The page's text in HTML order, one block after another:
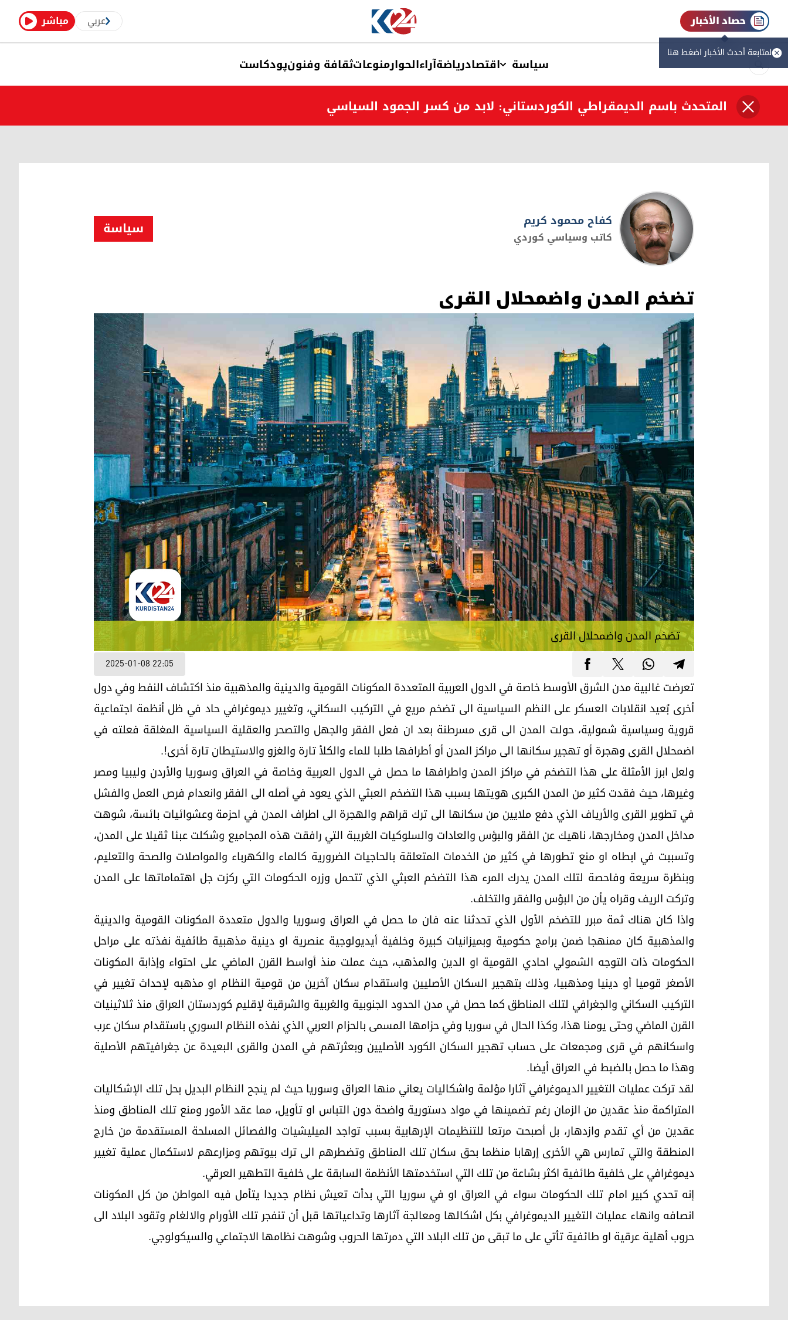
مباشر عربي حصاد الأخبار
لمتابعة أحدث الأخبار اضغط هنا
سیاسة اقتصادریاضةآراءالحوارمنوعاتثقافة وفنونپودکاست
المتحدث باسم الديمقراطي الكوردستاني: لابد من كسر الجمود السياسي
سیاسة
كفاح محمود كریم
كفاح محمود كریم
كاتب وسياسي كوردي
تضخم المدن واضمحلال القرى
تضخم المدن واضمحلال القرى
2025-01-08 22:05
تعرضت غالبية مدن الشرق الأوسط خاصة في الدول العربية المتعددة المكونات القومية والدينية والمذهبية منذ اكتشاف النفط وفي دول
أخرى بُعيد انقلابات العسكر على النظم السياسية الى تضخم مريع في التركيب السكاني، وتغيير ديموغرافي حاد في ظل أنظمة اجتماعية
قروية وسياسية شمولية، حولت المدن الى قرى مسرطنة بعد ان فعل الفقر والجهل والتصحر والعقلية السياسية المغلقة فعلته في
اضمحلال القرى وهجرة أو تهجير سكانها الى مراكز المدن أو أطرافها طلبا للماء والكلأ تارة والغزو والاستيطان تارة أخرى!.
ولعل ابرز الأمثلة على هذا التضخم في مراكز المدن واطرافها ما حصل في الدول العربية وخاصة في العراق وسوريا والأردن وليبيا ومصر
وغيرها، حيث فقدت كثير من المدن الكبرى هويتها بسبب هذا التضخم العبثي الذي يعود في أصله الى الفقر وانعدام فرص العمل والفشل
في تطوير القرى والأرياف الذي دفع ملايين من سكانها الى ترك قراهم والهجرة الى اطراف المدن في احزمة وعشوائيات بائسة، شوهت
مداخل المدن ومخارجها، ناهيك عن الفقر والبؤس والعادات والسلوكيات الغريبة التي رافقت هذه المجاميع وشكلت عبئا ثقيلا على المدن،
وتسببت في ابطاه او منع تطورها في كثير من الخدمات المتعلقة بالحاجيات الضرورية كالماء والكهرباء والمواصلات والصحة والتعليم،
وبنظرة سريعة وفاحصة لتلك المدن يدرك المرء هذا التضخم العبثي الذي تتحمل وزره الحكومات التي ركزت جل اهتماماتها على المدن
وتركت الريف وقراه يأن من البؤس والفقر والتخلف.
واذا كان هناك ثمة مبرر للتضخم الأول الذي تحدثنا عنه فان ما حصل في العراق وسوريا والدول متعددة المكونات القومية والدينية
والمذهبية كان ممنهجا ضمن برامج حكومية وبميزانيات كبيرة وخلفية أيديولوجية عنصرية او دينية مذهبية طائفية نفذته على مراحل
الحكومات ذات التوجه الشمولي احادي القومية او الدين والمذهب، حيث عملت منذ أواسط القرن الماضي على احتواء وإذابة المكونات
الأصغر قوميا أو دينيا ومذهبيا، وذلك بتهجير السكان الأصليين واستقدام سكان آخرين من قومية النظام او مذهبه لإحداث تغيير في
التركيب السكاني والجغرافي لتلك المناطق كما حصل في مدن الحدود الجنوبية والغربية والشرقية لإقليم كوردستان العراق منذ ثلاثينيات
القرن الماضي وحتى يومنا هذا، وكذا الحال في سوريا وفي حزامها المسمى بالحزام العربي الذي نفذه النظام السوري باستقدام سكان عرب
واسكانهم في قرى ومجمعات على حساب تهجير السكان الكورد الأصليين وبعثرتهم في المدن والقرى البعيدة عن جغرافيتهم الأصلية
وهذا ما حصل بالضبط في العراق أيضا.
لقد تركت عمليات التغيير الديموغرافي آثارا مؤلمة واشكاليات يعاني منها العراق وسوريا حيث لم ينجح النظام البديل بحل تلك الإشكاليات
المتراكمة منذ عقدين من الزمان رغم تضمينها في مواد دستورية واضحة دون التباس او تأويل، مما عقد الأمور ومنع تلك المناطق ومنذ
عقدين من أي تقدم وازدهار، بل أصبحت مرتعا للتنظيمات الإرهابية بسبب تواجد الميليشيات والفصائل المسلحة المستقدمة من خارج
المنطقة والتي تمارس هي الأخرى إرهابا منظما بحق سكان تلك المناطق وتضطرهم الى ترك بيوتهم ومزارعهم لاستكمال عملية تغيير
ديموغرافي على خلفية طائفية اكثر بشاعة من تلك التي استخدمتها الأنظمة السابقة على خلفية التطهير العرقي.
إنه تحدي كبير امام تلك الحكومات سواء في العراق او في سوريا التي بدأت تعيش نظام جديدا يتأمل فيه المواطن من كل المكونات
انصافه وانهاء عمليات التغيير الديموغرافي بكل اشكالها ومعالجة آثارها وتداعياتها قبل أن تنفجر تلك الأورام والالغام وتقود البلاد الى
حروب أهلية عرقية او طائفية تأتي على ما تبقى من تلك البلاد التي دمرتها الحروب وشوهت نظامها الاجتماعي والسيكولوجي.